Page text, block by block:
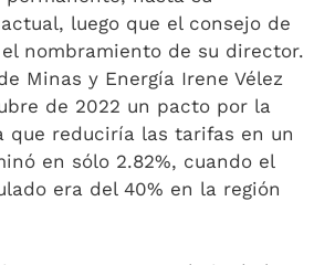
luego que el consejo de
nombramiento de su director.
Minas y Energía Irene Vélez
de 2022 un pacto por la
que reduciría las tarifas en un
en sólo 2.82%, cuando el
era del 40% en la región